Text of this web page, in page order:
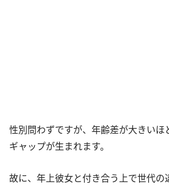
性別問わずですが、年齢差が大きいほ
ギャップが生まれます。
故に、年上彼女と付き合う上で世代の